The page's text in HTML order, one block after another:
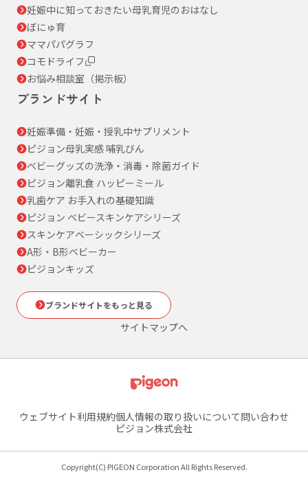
妊娠中に知っておきたい母乳育児のおはなし
ぼにゅ育
ママパパグラフ
コモドライフ
お悩み相談室（掲示板）
ブランドサイト
妊娠準備・妊娠・授乳中サプリメント
ピジョン母乳実感 哺乳びん
ベビーグッズの洗浄・消毒・除菌ガイド
ピジョン離乳食 ハッピーミール
乳歯ケア お手入れの基礎知識
ピジョン ベビースキンケアシリーズ
スキンケアベーシックシリーズ
A形・B形ベビーカー
ピジョンキッズ
ブランドサイトをもっと見る
サイトマップへ
ウェブサイト利用規約個人情報の取り扱いについて問い合わせ
ピジョン株式会社
Copyright(C) PIGEON Corporation All Rights Reserved.